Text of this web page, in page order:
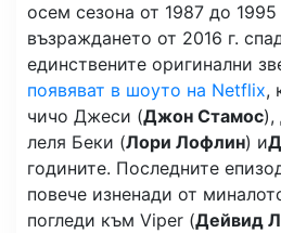
осем сезона от 1987 до 1995
възраждането от 2016 г.
единствените оригинални
появяват в шоуто на Netflix,
чичо Джеси (Джон Стамос),
леля Беки (Лори Лофлин) и
годините. Последните
повече изненади от
погледи към Viper (Дейвид